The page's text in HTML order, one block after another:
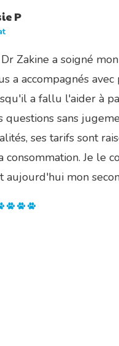
P
Zakine a soigné
a accompagnés
a fallu l'aider à
questions sans
ses tarifs sont
consommation. Je le
aujourd'hui mon